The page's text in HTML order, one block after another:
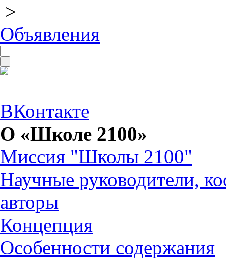
>
Объявления
ВКонтакте
О «Школе 2100»
Миссия "Школы 2100"
Научные руководители,
авторы
Концепция
Особенности содержания